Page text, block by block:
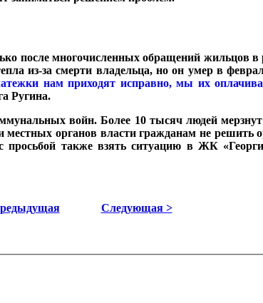
после многочисленных обращений жильцов
из-за смерти владельца, но он умер в
нам приходят исправно, мы их
Ругина.
войн. Более 10 тысяч людей
органов власти гражданам не решить
также взять ситуацию в ЖК
Следующая >